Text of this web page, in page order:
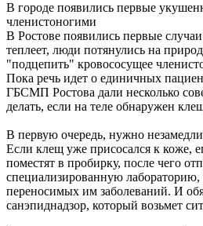
В городе появились первые
членистоногими
В Ростове появились первые
теплеет, люди потянулись на
"подцепить" кровососущее
Пока речь идет о единичных
ГБСМП Ростова дали несколько
делать, если на теле обнаружен
В первую очередь, нужно
Если клещ уже присосался к коже,
поместят в пробирку, после чего
специализированную лабораторию,
переносимых им заболеваний. И
санэпиднадзор, который возьмет